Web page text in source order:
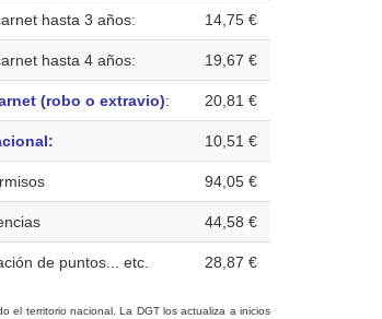
hasta 3 años: 14,75 €
hasta 4 años: 19,67 €
(robo o extravio): 20,81 €
10,51 €
94,05 €
44,58 €
de puntos... etc. 28,87 €
el territorio nacional. La DGT los actualiza a inicios